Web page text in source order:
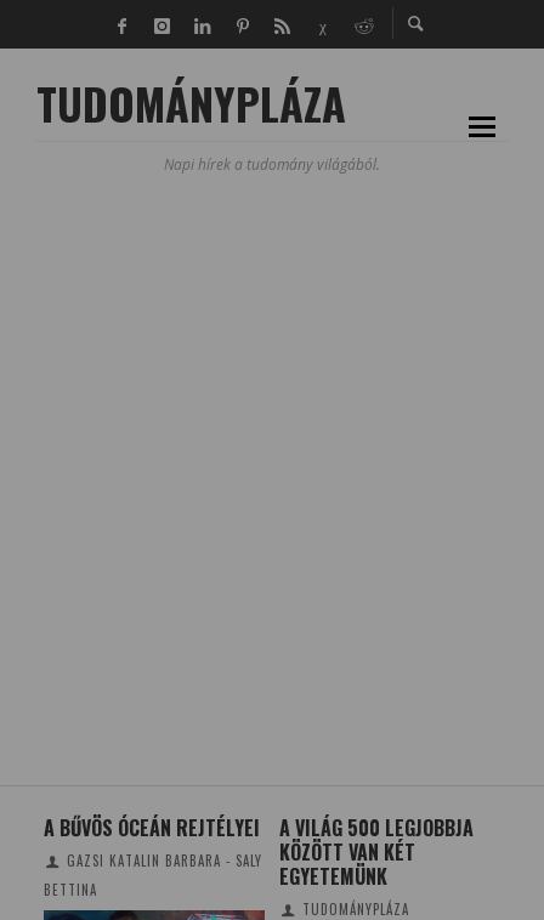
TUDOMÁNYPLÁZA
Napi hírek a tudomány világából.
A BŰVÖS ÓCEÁN REJTÉLYEI
GAZSI KATALIN BARBARA - SALY
BETTINA
A VILÁG 500 LEGJOBBJA
KÖZÖTT VAN KÉT
EGYETEMÜNK
TUDOMÁNYPLÁZA